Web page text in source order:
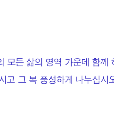
모든 삶의 영역 가운데 함
고 그 복 풍성하게 나누십